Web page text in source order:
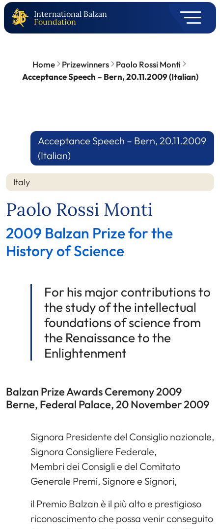
International Balzan
Foundation
Home Prizewinners
Paolo Rossi Monti
Acceptance Speech – Bern, 20.11.2009 (Italian)
Acceptance Speech – Bern, 20.11.2009
(Italian)
Italy
Paolo Rossi Monti
2009 Balzan Prize for the
History of Science
For his major contributions to
the study of the intellectual
foundations of science from
the Renaissance to the
Enlightenment
Balzan Prize Awards Ceremony 2009
Berne, Federal Palace, 20 November 2009
Signora Presidente del Consiglio nazionale,
Signora Consigliere Federale,
Membri dei Consigli e del Comitato
Generale Premi, Signore e Signori,
il Premio Balzan è il più alto e prestigioso
riconoscimento che possa venir conseguito